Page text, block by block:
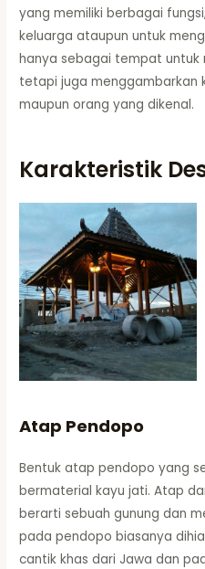
yang memiliki berbagai
keluarga ataupun untuk
hanya sebagai tempat untuk
tetapi juga menggambarkan
maupun orang yang dikenal.
Karakteristik
Atap Pendopo
Bentuk atap pendopo yang
bermaterial kayu jati. Atap
berarti sebuah gunung dan
pada pendopo biasanya
cantik khas dari Jawa dan